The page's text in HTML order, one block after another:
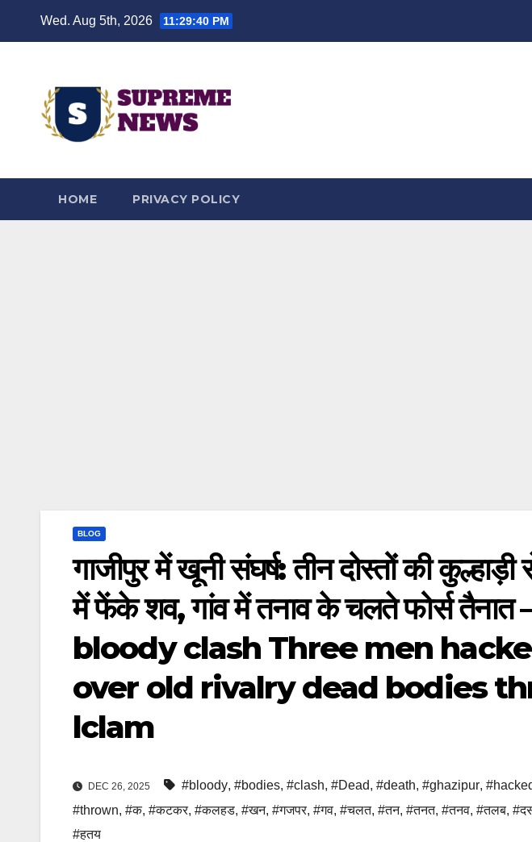
Wed. Aug 5th, 2026 11:29:41 PM
HOME PRIVACY POLICY
BLOG
गाजीपुर में खूनी संघर्ष: तीन दोस्तों की
में फेंके शव, गांव में तनाव के चलते फोर्स
bloody clash Three men
over old rivalry dead bodies
lclam
DEC 26, 2025 #bloody, #bodies, #clash, #Dead, #death, #ghazipur,
#thrown, #क, #कटकर, #कलहड, #खन, #गजपर, #गव, #चलत, #तन, #तनत, #तनव, #तलब,
#हतय